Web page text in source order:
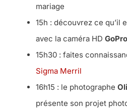
mariage
15h : découvrez ce qu’il
avec la caméra HD
15h30 : faites
Sigma Merril
16h15 : le photographe
présente son projet